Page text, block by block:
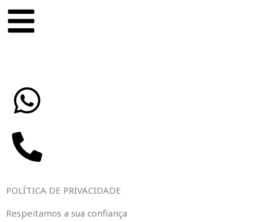
content
Skip
to
content
POLÍTICA DE PRIVACIDADE
Respeitamos a sua confiança